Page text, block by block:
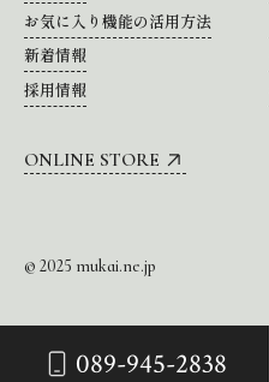
089-945-2838
お気に入り機能の活用方法
新着情報
採用情報
ONLINE STORE
© 2025 mukai.ne.jp